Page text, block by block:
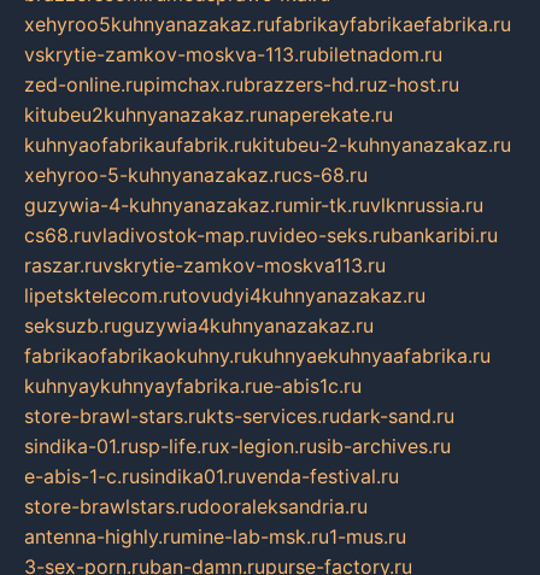
xehyroo5kuhnyanazakaz.rufabrikayfabrikaefabrika.ru
vskrytie-zamkov-moskva-113.rubiletnadom.ru
zed-online.rupimchax.rubrazzers-hd.ruz-host.ru
kitubeu2kuhnyanazakaz.runaperekate.ru
kuhnyaofabrikaufabrik.rukitubeu-2-kuhnyanazakaz.ru
xehyroo-5-kuhnyanazakaz.rucs-68.ru
guzywia-4-kuhnyanazakaz.rumir-tk.ruvlknrussia.ru
cs68.ruvladivostok-map.ruvideo-seks.rubankaribi.ru
raszar.ruvskrytie-zamkov-moskva113.ru
lipetsktelecom.rutovudyi4kuhnyanazakaz.ru
seksuzb.ruguzywia4kuhnyanazakaz.ru
fabrikaofabrikaokuhny.rukuhnyaekuhnyaafabrika.ru
kuhnyaykuhnyayfabrika.rue-abis1c.ru
store-brawl-stars.rukts-services.rudark-sand.ru
sindika-01.rusp-life.rux-legion.rusib-archives.ru
e-abis-1-c.rusindika01.ruvenda-festival.ru
store-brawlstars.rudooraleksandria.ru
antenna-highly.rumine-lab-msk.ru1-mus.ru
3-sex-porn.ruban-damn.rupurse-factory.ru